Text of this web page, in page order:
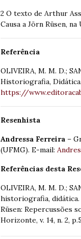
2 O texto de Arthur
Causa a Jörn Rüsen,
Referência
OLIVEIRA, M. M. D.;
Historiografia, Didática.
https://
Resenhista
Andressa Ferreira –
(UFMG). E-mail:
Referências desta
OLIVEIRA, M. M. D.;
historiografia, didática.
Rüsen: Repercussões
Horizonte, v. 14, n. 2,